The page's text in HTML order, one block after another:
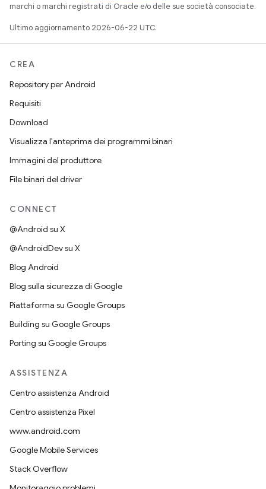
marchi o marchi registrati di Oracle e/o delle sue società consociate.
Ultimo aggiornamento 2026-06-22 UTC.
CREA
Repository per Android
Requisiti
Download
Visualizza l'anteprima dei programmi binari
Immagini del produttore
File binari del driver
CONNECT
@Android su X
@AndroidDev su X
Blog Android
Blog sulla sicurezza di Google
Piattaforma su Google Groups
Building su Google Groups
Porting su Google Groups
ASSISTENZA
Centro assistenza Android
Centro assistenza Pixel
www.android.com
Google Mobile Services
Stack Overflow